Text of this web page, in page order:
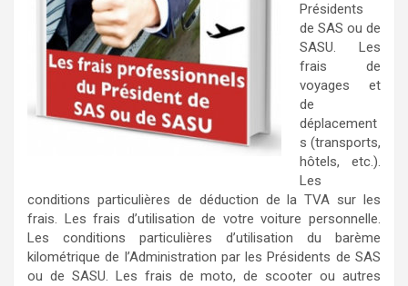
Présidents
de SAS ou de
SASU. Les
frais de
voyages et
de
déplacement
s (transports,
hôtels, etc.).
Les
conditions particulières de déduction de la TVA sur les
frais. Les frais d’utilisation de votre voiture personnelle.
Les conditions particulières d’utilisation du barème
kilométrique de l’Administration par les Présidents de SAS
ou de SASU. Les frais de moto, de scooter ou autres